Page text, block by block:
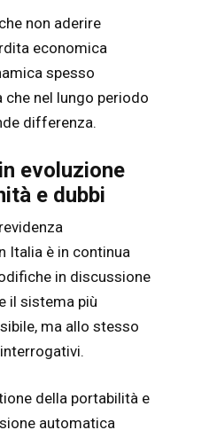
non aderire
economica
spesso
nel lungo periodo
differenza.
evoluzione
e dubbi
Italia è in continua
in discussione
il sistema più
ma allo stesso
della portabilità e
automatica